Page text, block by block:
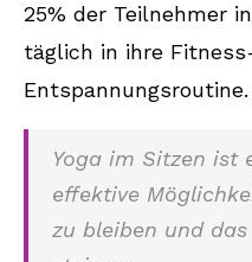
25% der Teilnehmer
täglich in ihre
Entspannungsroutine.
Yoga im Sitzen ist
effektive
zu bleiben und